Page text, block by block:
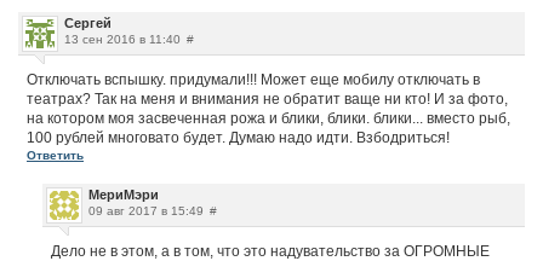
Сергей
13 сен 2016 в 11:40 #
Отключать вспышку. придумали!!! Может еще мобилу отключать в
театрах? Так на меня и внимания не обратит ваще ни кто! И за фото,
на котором моя засвеченная рожа и блики, блики. блики... вместо рыб,
100 рублей многовато будет. Думаю надо идти. Взбодриться!
Ответить
МериМэри
09 авг 2017 в 15:49 #
Дело не в этом, а в том, что это надувательство за ОГРОМНЫЕ